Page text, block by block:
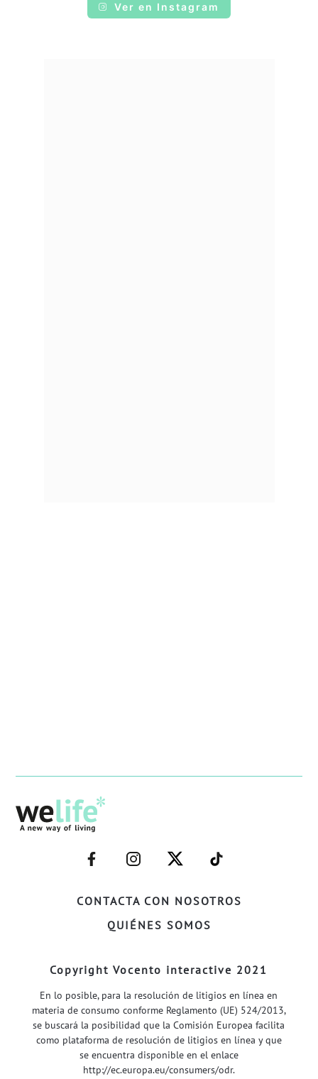
Ver en Instagram
CONTACTA CON NOSOTROS
QUIÉNES SOMOS
–
FACEBOOK–
–
INSTAGRAM–
–
TWITTER–
–
WELIFE–
Copyright Vocento interactive 2021
En lo posible, para la resolución de litigios en línea en
materia de consumo conforme Reglamento (UE) 524/2013,
se buscará la posibilidad que la Comisión Europea facilita
como plataforma de resolución de litigios en línea y que
se encuentra disponible en el enlace
http://ec.europa.eu/consumers/odr.